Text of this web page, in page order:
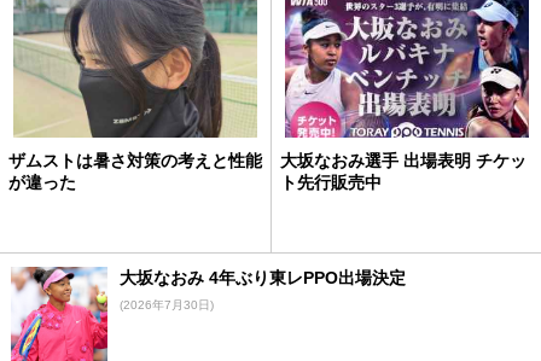
ザムストは暑さ対策の考えと性能
が違った
大坂なおみ選手 出場表明 チケッ
ト先行販売中
大坂なおみ 4年ぶり東レPPO出場決定
(2026年7月30日)